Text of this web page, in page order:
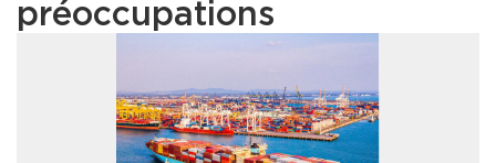
préoccupations